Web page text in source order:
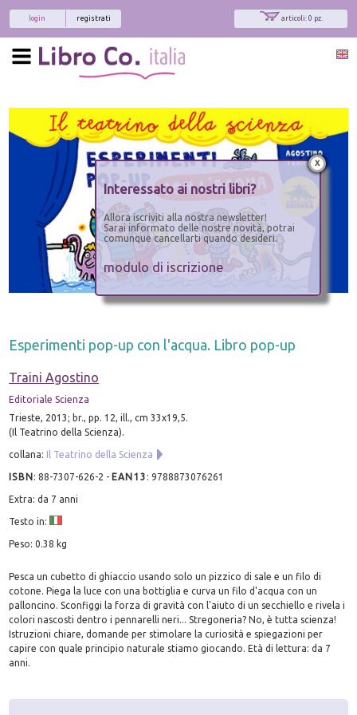
articoli: 0 pz.
registrati
login
Esperimenti pop-up con l'acqua. Libro pop-up
Traini Agostino
Editoriale Scienza
Trieste, 2013; br., pp. 12, ill., cm 33x19,5.
(Il Teatrino della Scienza).
collana: Il Teatrino della Scienza
ISBN:88-7307-626-2 - EAN13 :9788873076261
Extra: da 7 anni
Testo in:
Peso: 0.38 kg
Pesca un cubetto di ghiaccio usando solo un pizzico di sale e un filo di
cotone. Piega la luce con una bottiglia e curva un filo d'acqua con un
palloncino. Sconfiggi la forza di gravità con l'aiuto di un secchiello e rivela i
colori nascosti dentro i pennarelli neri... Stregoneria? No, è tutta scienza!
Istruzioni chiare, domande per stimolare la curiosità e spiegazioni per
capire con quale principio naturale stiamo giocando. Età di lettura: da 7
anni.
x
Interessato ai nostri libri?
Allora iscriviti alla nostra newsletter!
Sarai informato delle nostre novità, potrai
comunque cancellarti quando desideri.
modulo di iscrizione